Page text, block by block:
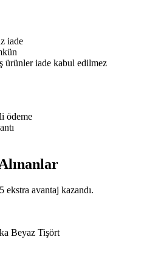
iade
ürünler iade kabul edilmez
ödeme
5 ekstra avantaj kazandı.
Beyaz Tişört